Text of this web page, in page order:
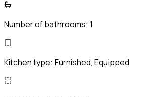
Number of bathrooms: 1
Kitchen type: Furnished, Equipped